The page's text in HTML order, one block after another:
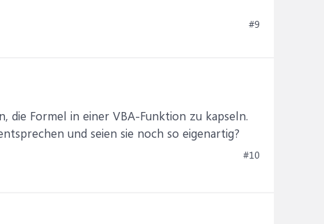
#9
die Formel in einer VBA-Funktion zu kapseln.
und seien sie noch so eigenartig?
#10